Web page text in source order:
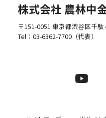
株式会社 農林中
〒151-0051 東京都渋谷区千
Tel： 03-6362-7700（代表）